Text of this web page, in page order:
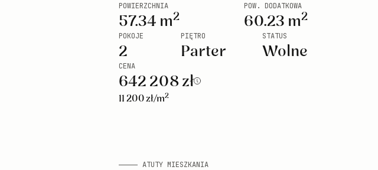
POWIERZCHNIA
57.34 m2
POW. DODATKOWA
60.23 m2
POKOJE
2
PIĘTRO
Parter
STATUS
Wolne
CENA
642 208 zł
11 200zł/m2
ATUTY MIESZKANIA